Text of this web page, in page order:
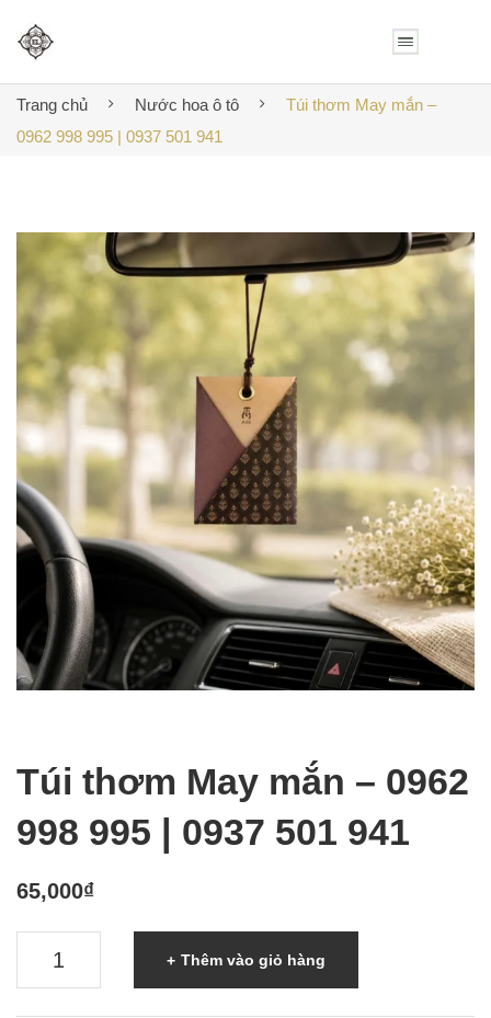
Trang chủ Nước hoa ô tô
Túi thơm May mắn –
0962 998 995 | 0937 501 941
Túi thơm May mắn – 0962
998 995 | 0937 501 941
65,000₫
Thêm vào giỏ hàng